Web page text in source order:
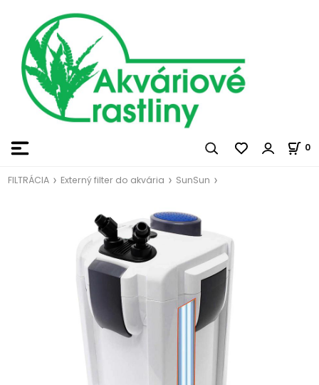
0
FILTRÁCIA Externý filter do akvária SunSun